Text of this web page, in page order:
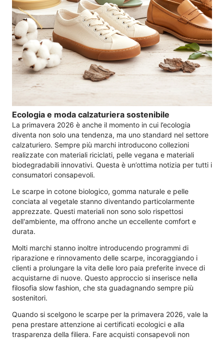
Ecologia e moda calzaturiera sostenibile
La primavera 2026 è anche il momento in cui l’ecologia
diventa non solo una tendenza, ma uno standard nel settore
calzaturiero. Sempre più marchi introducono collezioni
realizzate con materiali riciclati, pelle vegana e materiali
biodegradabili innovativi. Questa è un’ottima notizia per tutti i
consumatori consapevoli.
Le scarpe in cotone biologico, gomma naturale e pelle
conciata al vegetale stanno diventando particolarmente
apprezzate. Questi materiali non sono solo rispettosi
dell'ambiente, ma offrono anche un eccellente comfort e
durata.
Molti marchi stanno inoltre introducendo programmi di
riparazione e rinnovamento delle scarpe, incoraggiando i
clienti a prolungare la vita delle loro paia preferite invece di
acquistarne di nuove. Questo approccio si inserisce nella
filosofia slow fashion, che sta guadagnando sempre più
sostenitori.
Quando si scelgono le scarpe per la primavera 2026, vale la
pena prestare attenzione ai certificati ecologici e alla
trasparenza della filiera. Fare acquisti consapevoli non